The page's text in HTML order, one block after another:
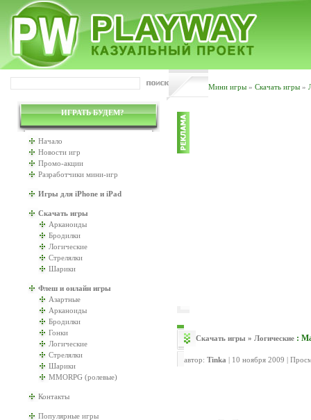
Мини игры » Скачать игры »
ИГРАТЬ БУДЕМ?
Начало
Новости игр
Промо-акции
Разработчики мини-игр
Игры для iPhone и iPad
Скачать игры
Арканоиды
Бродилки
Логические
Стрелялки
Шарики
Флеш и онлайн игры
Азартные
Арканоиды
Бродилки
Гонки
Логические
Стрелялки
Шарики
MMORPG (ролевые)
Контакты
Популярные игры
Скачать игры » Логические :
автор: Tinka | 10 ноября 2009 |